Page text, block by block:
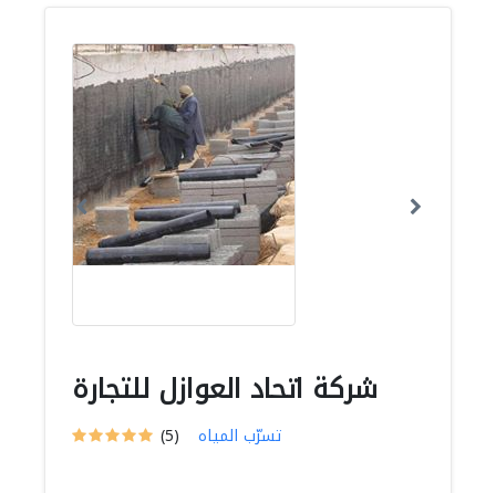
شركة اتحاد العوازل للتجارة
(5) تسرّب المياه